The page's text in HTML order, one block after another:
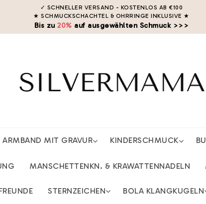
✓ SCHNELLER VERSAND - KOSTENLOS AB €100
★ SCHMUCKSCHACHTEL & OHRRINGE INKLUSIVE ★
Bis zu20% auf ausgewählten Schmuck >>>
ARMBAND MIT GRAVUR KINDERSCHMUCK
MANSCHETTENKN. & KRAWATTENNADELN
STERNZEICHEN BOLA KLANGKUGELN